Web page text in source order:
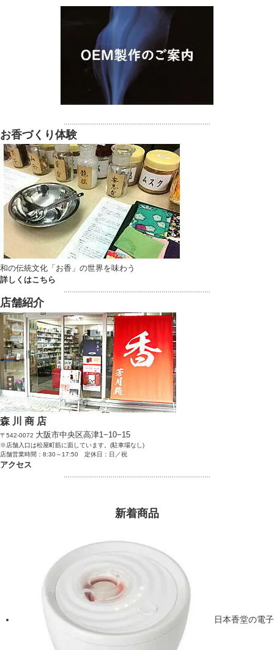
お香づくり体験
和の伝統文化「お香」の世界を味わう
詳しくはこちら
店舗紹介
森 川 商 店
〒542-0072 大阪市中央区高津1−10−15
※店舗入口は松屋町筋に面しています。(駐車場なし)
店舗営業時間：8:30～17:50 定休日：日／祝
アクセス
新着商品
日本香堂の電子